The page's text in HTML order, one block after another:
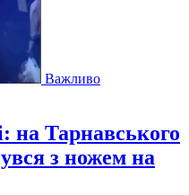
Важливо
на Тарнавського
з ножем на